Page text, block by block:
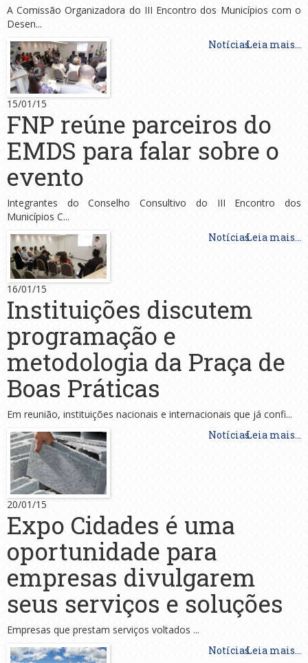
A Comissão Organizadora do III Encontro dos Municípios com o
Desen...
NotíciasLeia mais...
15/01/15
FNP reúne parceiros do
EMDS para falar sobre o
evento
Integrantes do Conselho Consultivo do III Encontro dos
Municípios C...
NotíciasLeia mais...
16/01/15
Instituições discutem
programação e
metodologia da Praça de
Boas Práticas
Em reunião, instituições nacionais e internacionais que já confi...
NotíciasLeia mais...
20/01/15
Expo Cidades é uma
oportunidade para
empresas divulgarem
seus serviços e soluções
Empresas que prestam serviços voltados ...
NotíciasLeia mais...